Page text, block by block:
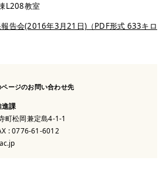
L208教室
報告会(2016年3月21日)（PDF形式 633キロ
ページのお問い合わせ先
課
町松岡兼定島4-1-1
: 0776-61-6012